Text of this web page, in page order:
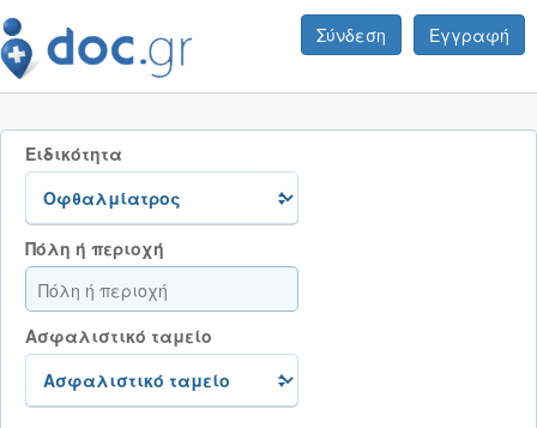
Σύνδεση Εγγραφή
Ειδικότητα
Πόλη ή περιοχή
Ασφαλιστικό ταμείο